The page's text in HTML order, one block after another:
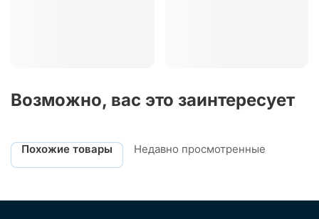
Возможно, вас это заинтересует
Похожие товары Недавно просмотренные